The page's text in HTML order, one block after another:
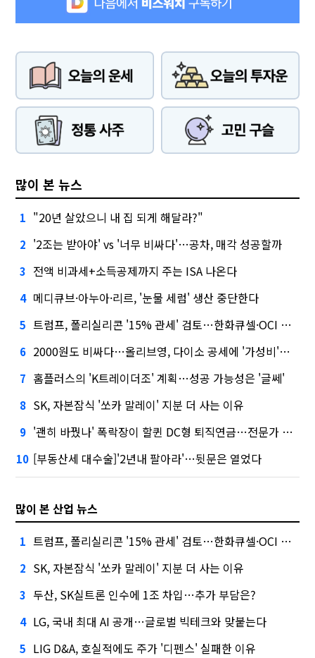
많이 본 뉴스
1 "20년 살았으니 내 집 되게 해달라?"
2 '2조는 받아야' vs '너무 비싸다'…공차, 매각 성공할까
3 전액 비과세+소득공제까지 주는 ISA 나온다
4 메디큐브·아누아·리르, '눈물 세럼' 생산 중단한다
5 트럼프, 폴리실리콘 '15% 관세' 검토…한화큐셀·OCI 영향은?
6 2000원도 비싸다…올리브영, 다이소 공세에 '가성비'로 맞불
7 홈플러스의 'K트레이더조' 계획…성공 가능성은 '글쎄'
8 SK, 자본잠식 '쏘카 말레이' 지분 더 사는 이유
9 '괜히 바꿨나' 폭락장이 할퀸 DC형 퇴직연금…전문가 조언은
10 [부동산세 대수술]'2년내 팔아라'…뒷문은 열었다
많이 본 산업 뉴스
1 트럼프, 폴리실리콘 '15% 관세' 검토…한화큐셀·OCI 영향은?
2 SK, 자본잠식 '쏘카 말레이' 지분 더 사는 이유
3 두산, SK실트론 인수에 1조 차입…추가 부담은?
4 LG, 국내 최대 AI 공개…글로벌 빅테크와 맞붙는다
5 LIG D&A, 호실적에도 주가 '디펜스' 실패한 이유